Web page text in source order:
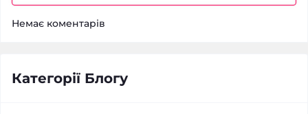
Немає коментарів
Категорії Блогу